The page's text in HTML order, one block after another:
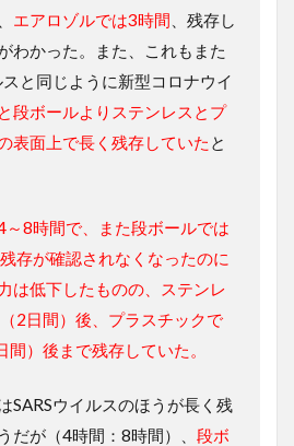
エアロゾルでは3時間 、残存し
わかった。また、これもまた
スと同じように新型コロナウイ
段ボールよりステンレスとプ
表面上で長く残存していた と
～8時間で、また段ボールでは
存が確認されなくなったのに
は低下したものの、ステンレ
2日間）後、プラスチックで
間）後まで残存していた。
SARSウイルスのほうが長く残
だが（4時間：8時間）、 段ボ